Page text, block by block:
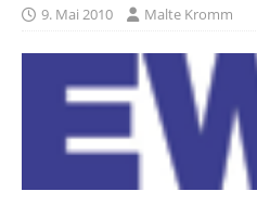
9. Mai 2010 Malte Kromm